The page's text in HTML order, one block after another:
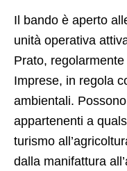
Il bando è aperto
unità operativa
Prato,
Imprese, in regola
ambientali.
appartenenti a
turismo
dalla manifattura